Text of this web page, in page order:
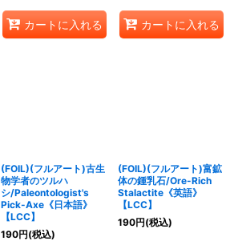
カートに入れる カートに入れる
(FOIL)(フルアート)古生
物学者のツルハ
シ/Paleontologist's
Pick-Axe《日本語》
【LCC】
190円(税込)
(FOIL)(フルアート)富鉱
体の鍾乳石/Ore-Rich
Stalactite《英語》
【LCC】
190円(税込)